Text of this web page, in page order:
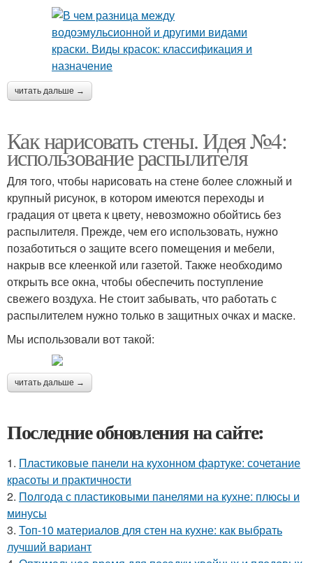
читать дальше →
Как нарисовать стены. Идея №4:
использование распылителя
Для того, чтобы нарисовать на стене более сложный и
крупный рисунок, в котором имеются переходы и
градация от цвета к цвету, невозможно обойтись без
распылителя. Прежде, чем его использовать, нужно
позаботиться о защите всего помещения и мебели,
накрыв все клеенкой или газетой. Также необходимо
открыть все окна, чтобы обеспечить поступление
свежего воздуха. Не стоит забывать, что работать с
распылителем нужно только в защитных очках и маске.
Мы использовали вот такой:
читать дальше →
Последние обновления на сайте:
1. Пластиковые панели на кухонном фартуке: сочетание
красоты и практичности
2. Полгода с пластиковыми панелями на кухне: плюсы и
минусы
3. Топ-10 материалов для стен на кухне: как выбрать
лучший вариант